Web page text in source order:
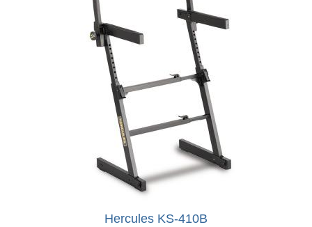
Hercules KS-410B